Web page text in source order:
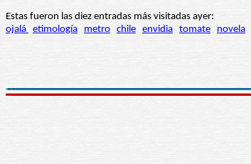
Estas fueron las diez entradas más visitadas ayer:
ojalá etimología metro chile envidia tomate novela